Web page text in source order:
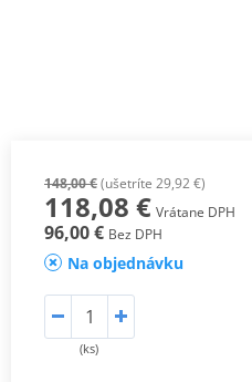
148,00 €(ušetríte 29,92 €)
118,08 € Vrátane DPH
96,00 € Bez DPH
Na objednávku
(ks)